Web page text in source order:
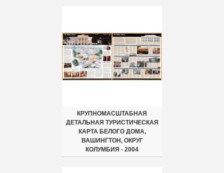
КРУПНОМАСШТАБНАЯ
ДЕТАЛЬНАЯ ТУРИСТИЧЕСКАЯ
КАРТА БЕЛОГО ДОМА,
ВАШИНГТОН, ОКРУГ
КОЛУМБИЯ - 2004